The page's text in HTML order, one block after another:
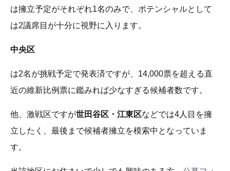
は擁立予定がそれぞれ1名のみで、ポテンシャルとして
は2議席目が十分に視野に入ります。
中央区
は2名が挑戦予定で発表済ですが、14,000票を超える直
近の維新比例票に鑑みれば少なすぎる候補者数です。
他、激戦区ですが世田谷区・江東区などでは4人目を擁
立したく、最後まで候補者擁立を模索中となっていま
す。